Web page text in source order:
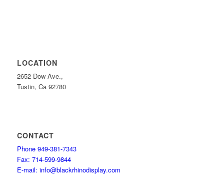
LOCATION
2652 Dow Ave.,
Tustin, Ca 92780
CONTACT
Phone 949-381-7343
Fax: 714-599-9844
E-mail: info@blackrhinodisplay.com